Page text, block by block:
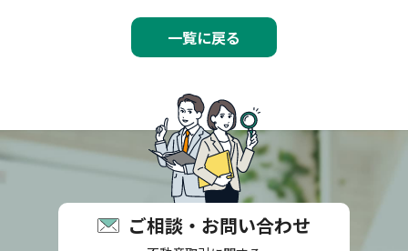
一覧に戻る
ご相談・お問い合わせ